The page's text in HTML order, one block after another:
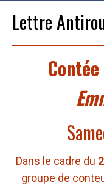
Lettre
Contée
Dans le cadre du
groupe de